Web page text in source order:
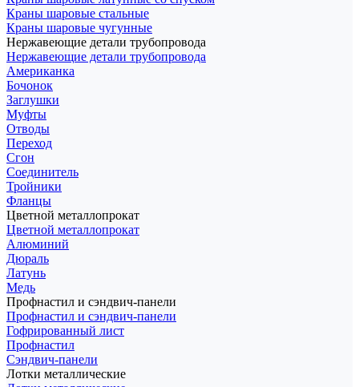
Краны шаровые стальные
Краны шаровые чугунные
Нержавеющие детали трубопровода
Нержавеющие детали трубопровода
Американка
Бочонок
Заглушки
Муфты
Отводы
Переход
Сгон
Соединитель
Тройники
Фланцы
Цветной металлопрокат
Цветной металлопрокат
Алюминий
Дюраль
Латунь
Медь
Профнастил и сэндвич-панели
Профнастил и сэндвич-панели
Гофрированный лист
Профнастил
Сэндвич-панели
Лотки металлические